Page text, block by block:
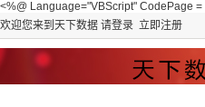
<%@ Language="VBScript" CodePage
欢迎您来到 天下数据 请登录 立即注册